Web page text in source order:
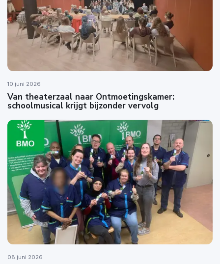
10 juni 2026
Van theaterzaal naar Ontmoetingskamer:
schoolmusical krijgt bijzonder vervolg
08 juni 2026